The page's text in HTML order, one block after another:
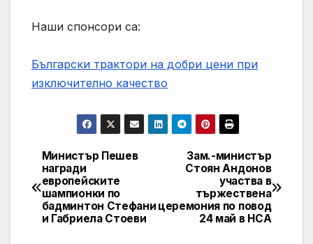
Наши спонсори са:
Български трактори на добри цени при
изключително качество
Post
navigation
Зам.-министър
Стоян Андонов
участва в
тържествена
церемония по повод
24 май в НСА
Министър Пешев
награди
европейските
шампионки по
бадминтон Стефани
и Габриела Стоеви